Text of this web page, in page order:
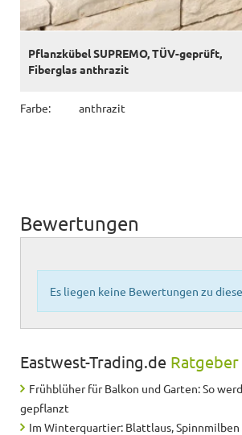
Pflanzkübel SUPREMO, TÜV-geprüft,
Fiberglas anthrazit
Farbe: anthrazit
Bewertungen
Es liegen keine Bewertungen zu
Eastwest-Trading.de Ratgeber
Frühblüher für Balkon und Garten: So
gepflanzt
Im Winterquartier: Blattlaus, Spinnmilben